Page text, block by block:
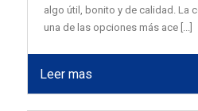
algo útil, bonito y de calidad. La
una de las opciones más ace [...]
Leer mas